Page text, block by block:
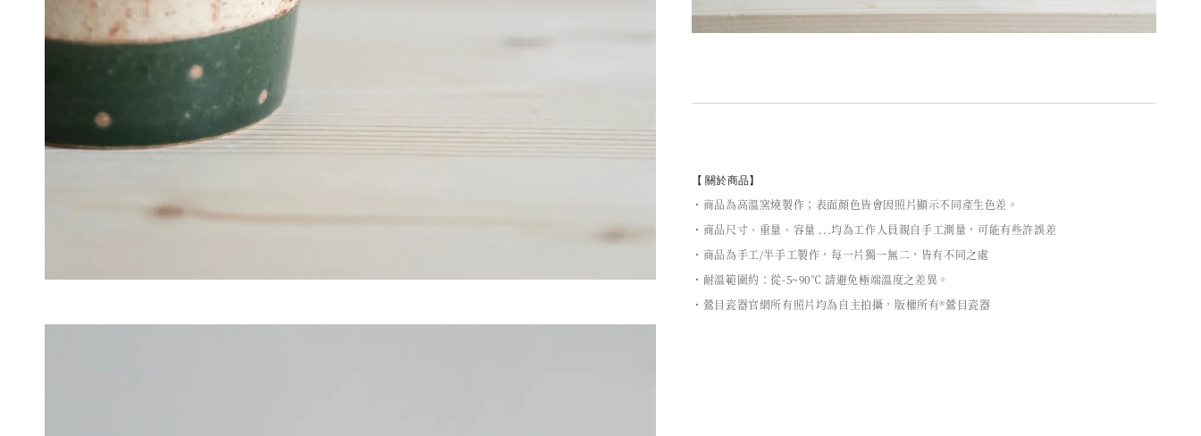
【 關於商品】
・商品為高溫窯燒製作；表面顏色皆會因照片顯示不同產生色差。
・商品尺寸、重量、容量 ...均為工作人員親自手工測量，可能有些許誤差
・商品為手工/半手工製作，每一片獨一無二，皆有不同之處
・耐溫範圍約：從-5~90℃ 請避免極端溫度之差異。
・鶯目瓷器官網所有照片均為自主拍攝，版權所有®鶯目瓷器